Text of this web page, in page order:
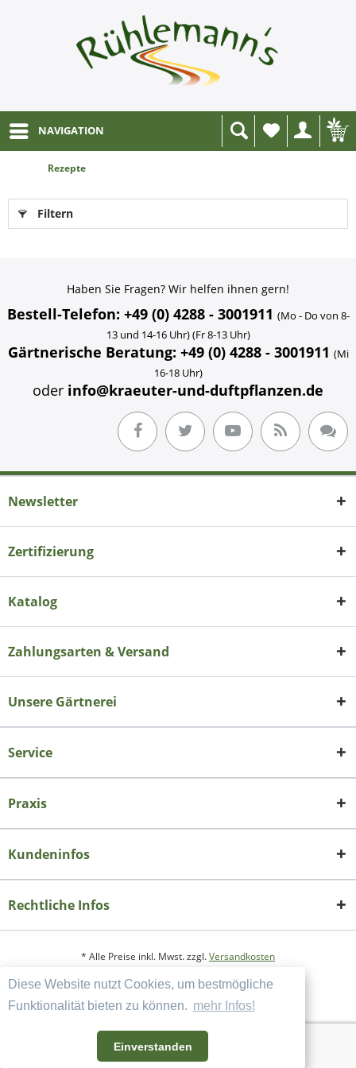
Diese Website nutzt Cookies, um bestmögliche
Funktionalität bieten zu können. mehr Infos!
Einverstanden
NAVIGATION
Wunschliste
Rezepte
Filtern
Haben Sie Fragen? Wir helfen ihnen gern!
Bestell-Telefon: +49 (0) 4288 - 3001911 (Mo - Do von 8-
13 und 14-16 Uhr) (Fr 8-13 Uhr)
Gärtnerische Beratung: +49 (0) 4288 - 3001911 (Mi
16-18 Uhr)
oder info@kraeuter-und-duftpflanzen.de
Newsletter
Zertifizierung
Katalog
Zahlungsarten & Versand
Unsere Gärtnerei
Service
Praxis
Kundeninfos
Rechtliche Infos
* Alle Preise inkl. Mwst. zzgl.Versandkosten
Copyright
Datenschutzerklärung
Widerrufsbelehrung und Muster-Widerrufsformular
AGB und Kundeninformation